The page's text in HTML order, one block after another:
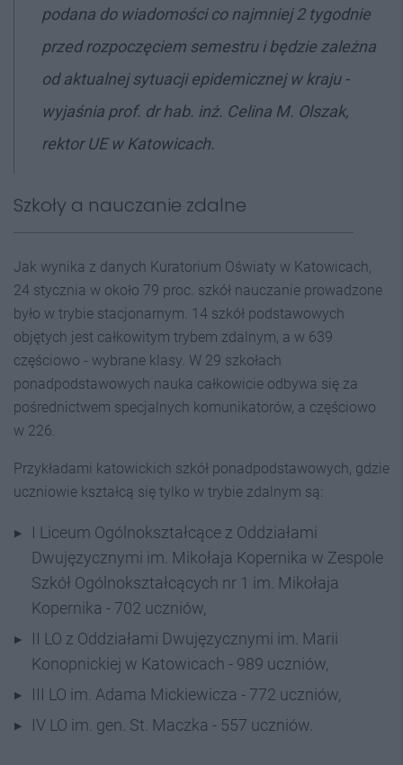
podana do wiadomości co najmniej 2 tygodnie
przed rozpoczęciem semestru i będzie zależna
od aktualnej sytuacji epidemicznej w kraju -
wyjaśnia prof. dr hab. inż. Celina M. Olszak,
rektor UE w Katowicach.
Szkoły a nauczanie zdalne
Jak wynika z danych Kuratorium Oświaty w Katowicach,
24 stycznia w około 79 proc. szkół nauczanie prowadzone
było w trybie stacjonarnym. 14 szkół podstawowych
objętych jest całkowitym trybem zdalnym, a w 639
częściowo - wybrane klasy. W 29 szkołach
ponadpodstawowych nauka całkowicie odbywa się za
pośrednictwem specjalnych komunikatorów, a częściowo
w 226.
Przykładami katowickich szkół ponadpodstawowych, gdzie
uczniowie kształcą się tylko w trybie zdalnym są:
I Liceum Ogólnokształcące z Oddziałami
Dwujęzycznymi im. Mikołaja Kopernika w Zespole
Szkół Ogólnokształcących nr 1 im. Mikołaja
Kopernika - 702 uczniów,
II LO z Oddziałami Dwujęzycznymi im. Marii
Konopnickiej w Katowicach - 989 uczniów,
III LO im. Adama Mickiewicza - 772 uczniów,
IV LO im. gen. St. Maczka - 557 uczniów.